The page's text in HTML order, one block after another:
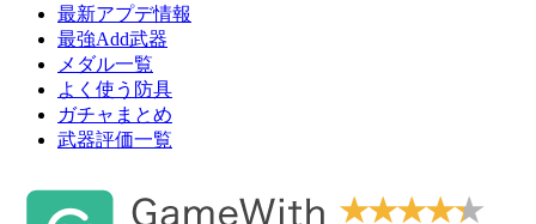
最新アプデ情報
最強Add武器
メダル一覧
よく使う防具
ガチャまとめ
武器評価一覧